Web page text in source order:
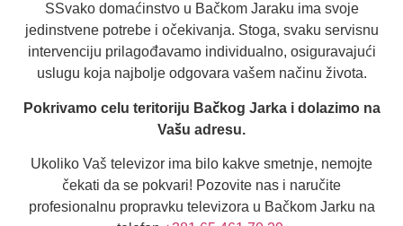
SSvako domaćinstvo u Bačkom Jaraku ima svoje
jedinstvene potrebe i očekivanja. Stoga, svaku servisnu
intervenciju prilagođavamo individualno, osiguravajući
uslugu koja najbolje odgovara vašem načinu života.
Pokrivamo celu teritoriju Bačkog Jarka i dolazimo na
Vašu adresu.
Ukoliko Vaš televizor ima bilo kakve smetnje, nemojte
čekati da se pokvari! Pozovite nas i naručite
profesionalnu propravku televizora u Bačkom Jarku na